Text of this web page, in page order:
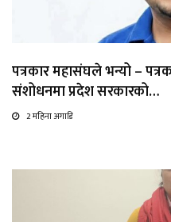
पत्रकार महासंघले भन्यो –
संशोधनमा प्रदेश सरकारको…
2 महिना अगाडि